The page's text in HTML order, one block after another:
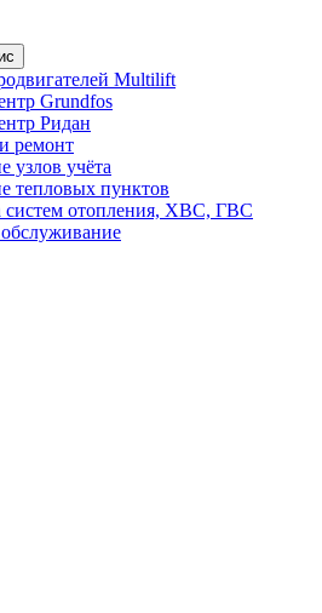
Multilift
Grundfos
Ридан
ремонт
узлов учёта
тепловых пунктов
систем отопления, ХВС, ГВС